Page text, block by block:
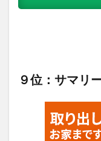
９位：サマリ